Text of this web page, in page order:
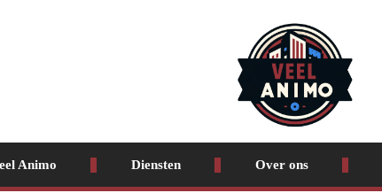
Animo Diensten Over ons